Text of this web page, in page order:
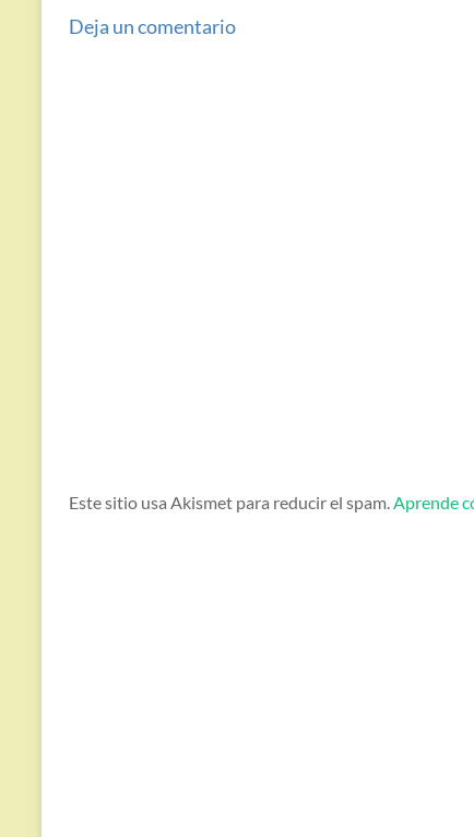
Deja un comentario
Este sitio usa Akismet para reducir el spam.Aprende